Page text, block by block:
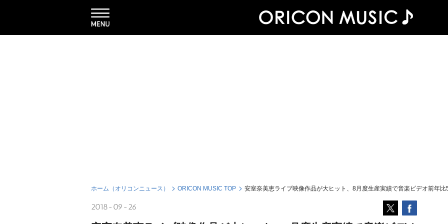
ホーム（オリコンニュース） ORICON MUSIC TOP 安室奈美恵ライブ映像作品が大ヒット、8月度生産実績で音楽ビデオ前年比
2018-09-26